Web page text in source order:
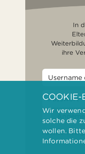
In
ihre
Passwort
COOKIE-
Wir
solche die
wollen.